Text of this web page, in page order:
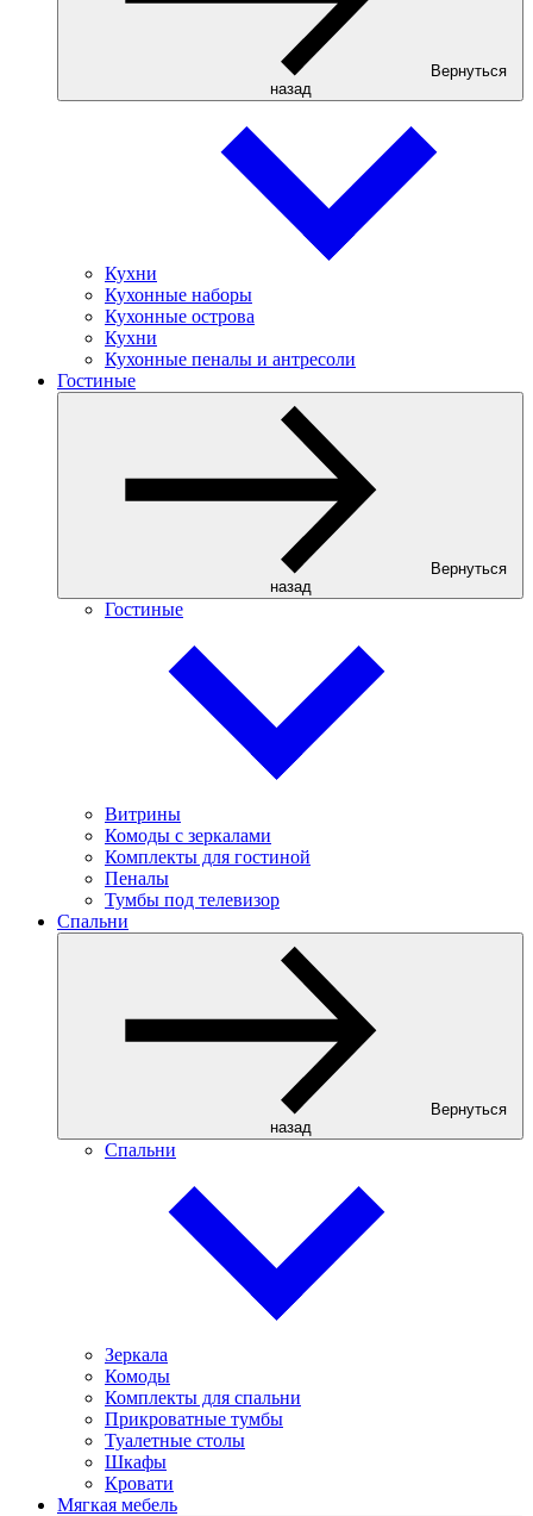
Вернуться
назад
Кухни
Кухонные наборы
Кухонные острова
Кухни
Кухонные пеналы и антресоли
Гостиные
Вернуться
назад
Гостиные
Витрины
Комоды с зеркалами
Комплекты для гостиной
Пеналы
Тумбы под телевизор
Спальни
Вернуться
назад
Спальни
Зеркала
Комоды
Комплекты для спальни
Прикроватные тумбы
Туалетные столы
Шкафы
Кровати
Мягкая мебель